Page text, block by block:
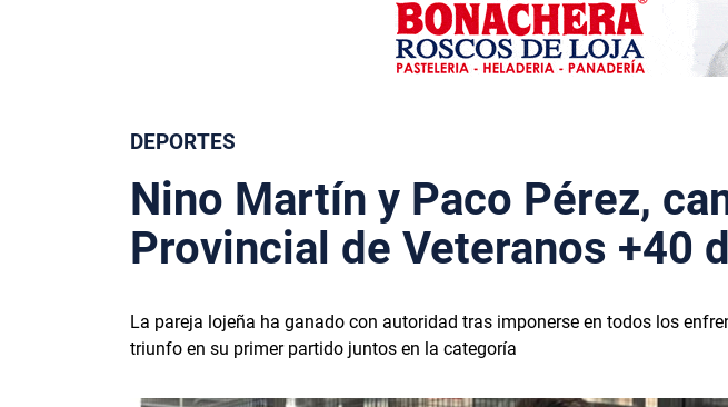
DEPORTES
Nino Martín y Paco Pérez,
Provincial de Veteranos +40
La pareja lojeña ha ganado con autoridad tras imponerse en todos los
triunfo en su primer partido juntos en la categoría